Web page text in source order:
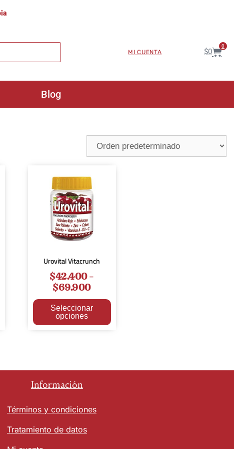
MI CUENTA $0
0
Blog
Urovital Vitacrunch
$42.400-
$69.900
Seleccionar
opciones
Información
Términos y condiciones
Tratamiento de datos